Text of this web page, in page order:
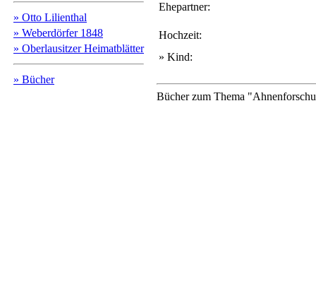
» Otto Lilienthal
» Weberdörfer 1848
» Oberlausitzer Heimatblätter
» Bücher
Ehepartner:
Hochzeit:
» Kind:
Bücher zum Thema